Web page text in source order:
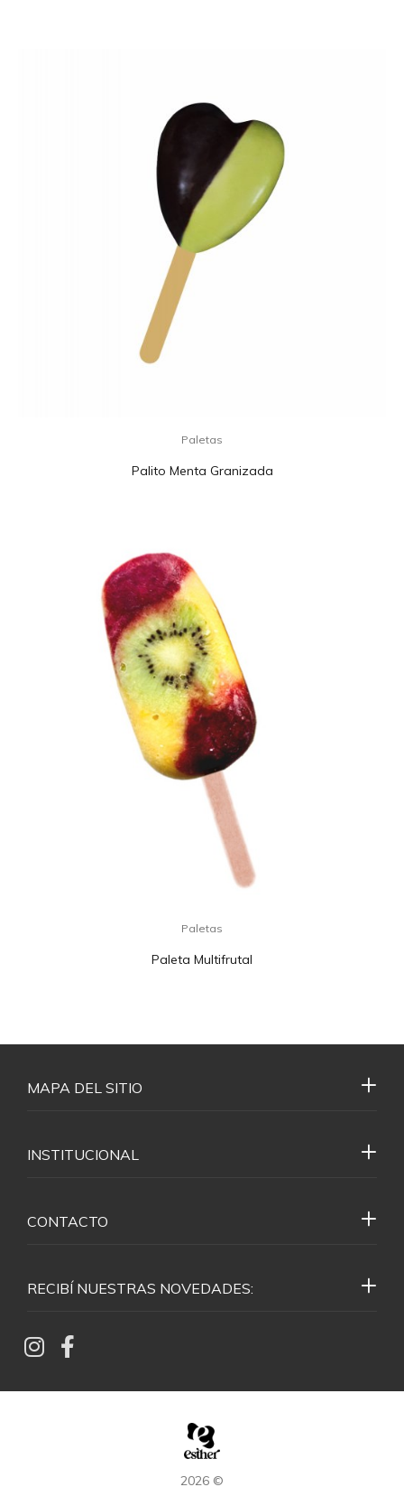
Paletas
Palito Menta Granizada
Paletas
Paleta Multifrutal
RECIBÍ NUESTRAS NOVEDADES:
MAPA DEL SITIO
INSTITUCIONAL
CONTACTO
2026 ©